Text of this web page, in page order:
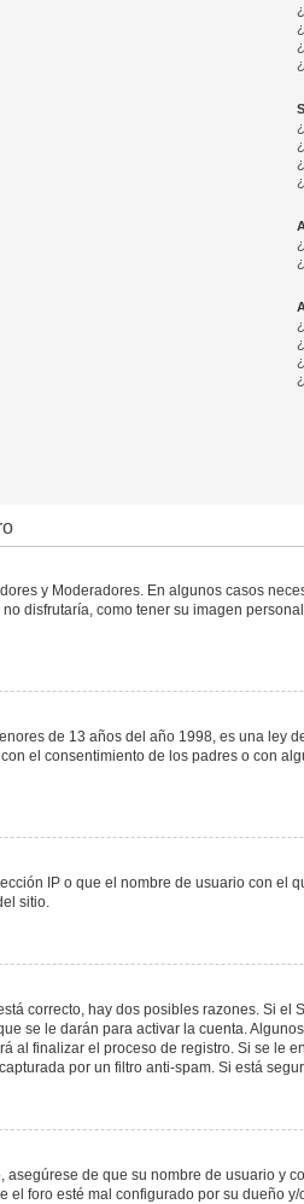
y Moderadores. En algunos casos
disfrutaría, como tener su imagen
de 13 años del año 1998, es una
el consentimiento de los padres o con
IP o que el nombre de usuario con
sitio.
correcto, hay dos posibles razones. Si
se le darán para activar la cuenta.
al finalizar el proceso de registro. Si se
por un filtro anti-spam. Si está
de que su nombre de usuario
foro esté mal configurado por su dueño